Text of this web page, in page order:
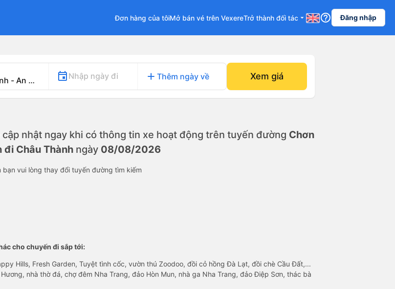
Đơn hàng của tôiMở bán vé trên VexereTrở thành đối tác arrow_drop_down help_outline Đăng nhập
Nhập ngày đi add Thêm ngày về Xem giá
nhật ngay khi có thông tin xe hoạt động trên tuyến đường Chơn
đi Châu Thành ngày 08/08/2026
bạn vui lòng thay đổi tuyến đường tìm kiếm
cho chuyến đi sắp tới:
Hills, Fresh Garden, Tuyệt tình cốc, vườn thú Zoodoo, đồi cỏ hồng Đà Lạt, đồi chè Cầu Đất,...
nhà thờ đá, chợ đêm Nha Trang, đảo Hòn Mun, nhà ga Nha Trang, đảo Điệp Sơn, thác bà